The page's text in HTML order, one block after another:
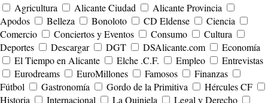
Agricultura
Alicante Ciudad
Alicante Provincia
Apodos
Belleza Bonoloto CD Eldense
Ciencia
Comercio
Conciertos y Eventos Consumo
Cultura
Deportes
Descargar DGT DSAlicante.com
Economía
El Tiempo en Alicante
Elche .C.F. Empleo
Entrevistas
Eurodreams
EuroMillones Famosos
Finanzas
Fútbol
Gastronomía Gordo de la Primitiva
Hércules CF
Historia
Internacional La Quiniela
Legal y Derecho